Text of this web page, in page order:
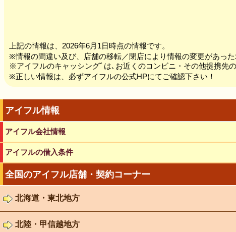
上記の情報は、2026年6月1日時点の情報です。
※情報の間違い及び、店舗の移転／閉店により情報の変更があった
※アイフルのキャッシングﾞは､お近くのコンビニ・その他提携先
※正しい情報は、必ずアイフルの公式HPにてご確認下さい！
アイフル情報
アイフル会社情報
アイフルの借入条件
全国のアイフル店舗・契約コーナー
北海道・東北地方
北陸・甲信越地方